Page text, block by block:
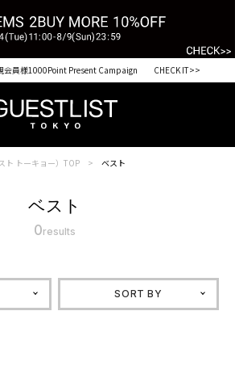
規会員様1000Point Present Campaign CHECK IT>>
ト トーキョー）TOP ベスト
ベスト
0results
SORT BY